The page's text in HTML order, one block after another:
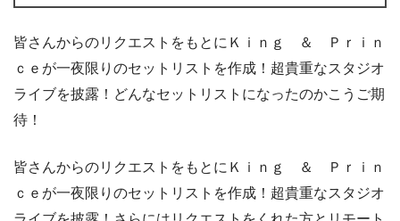
皆さんからのリクエストをもとにＫｉｎｇ ＆ Ｐｒｉｎ
ｃｅが一夜限りのセットリストを作成！超貴重なスタジオ
ライブを披露！どんなセットリストになったのかこうご期
待！
皆さんからのリクエストをもとにＫｉｎｇ ＆ Ｐｒｉｎ
ｃｅが一夜限りのセットリストを作成！超貴重なスタジオ